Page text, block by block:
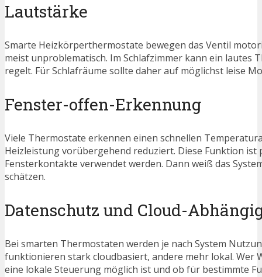
Lautstärke
Smarte Heizkörperthermostate bewegen das Ventil
meist unproblematisch. Im Schlafzimmer kann ein
regelt. Für Schlafräume sollte daher auf möglichst leise
Fenster-offen-Erkennung
Viele Thermostate erkennen einen schnellen
Heizleistung vorübergehend reduziert. Diese Funktion
Fensterkontakte verwendet werden. Dann weiß das
schätzen.
Datenschutz und Cloud-
Bei smarten Thermostaten werden je nach System
funktionieren stark cloudbasiert, andere mehr lokal. Wer
eine lokale Steuerung möglich ist und ob für bestimmte